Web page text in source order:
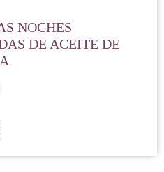
NOCHES
DE ACEITE DE